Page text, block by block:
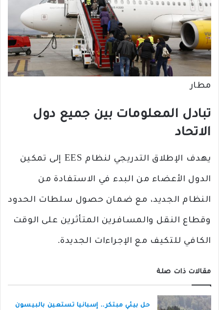
مطار
تبادل المعلومات بين جميع دول
الاتحاد
يهدف الإطلاق التدريجي لنظام EES إلى تمكين
الدول الأعضاء من البدء في الاستفادة من
النظام الجديد، مع ضمان حصول سلطات الحدود
وقطاع النقل والمسافرين المتأثرين على الوقت
الكافي للتكيف مع الإجراءات الجديدة.
مقالات ذات صلة
حل بيئي مبتكر.. إسبانيا تستعين بالبيسون